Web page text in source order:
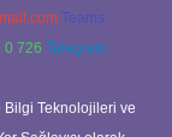
Teams:
0 726 Telegram:
Bilgi Teknolojileri ve